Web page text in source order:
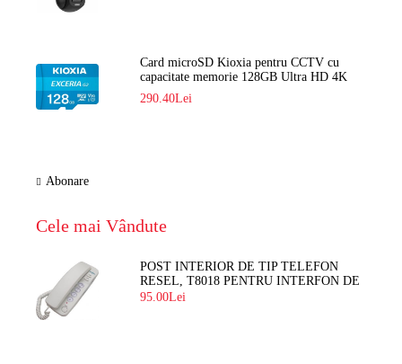
Card microSD Kioxia pentru CCTV cu
capacitate memorie 128GB Ultra HD 4K
LMEX2L128GG2
290.40Lei
Abonare
Cele mai Vândute
POST INTERIOR DE TIP TELEFON
RESEL, T8018 PENTRU INTERFON DE
BLOC
95.00Lei